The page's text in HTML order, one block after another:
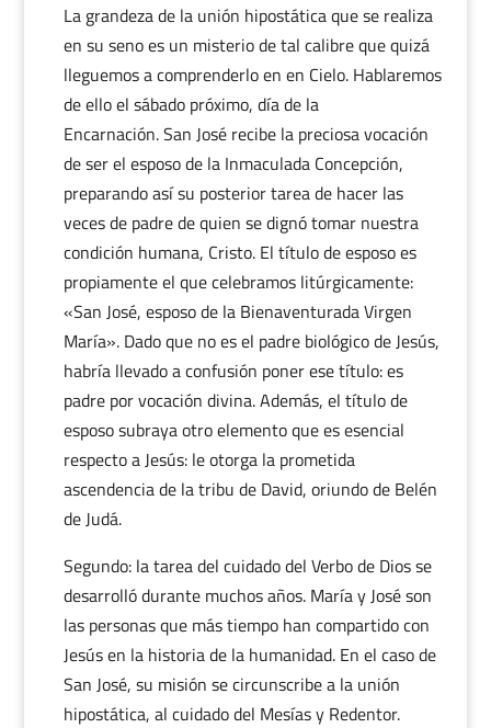
La grandeza de la unión hipostática que se realiza
en su seno es un misterio de tal calibre que quizá
lleguemos a comprenderlo en en Cielo. Hablaremos
de ello el sábado próximo, día de la
Encarnación. San José recibe la preciosa vocación
de ser el esposo de la Inmaculada Concepción,
preparando así su posterior tarea de hacer las
veces de padre de quien se dignó tomar nuestra
condición humana, Cristo. El título de esposo es
propiamente el que celebramos litúrgicamente:
«San José, esposo de la Bienaventurada Virgen
María». Dado que no es el padre biológico de Jesús,
habría llevado a confusión poner ese título: es
padre por vocación divina. Además, el título de
esposo subraya otro elemento que es esencial
respecto a Jesús: le otorga la prometida
ascendencia de la tribu de David, oriundo de Belén
de Judá.
Segundo: la tarea del cuidado del Verbo de Dios se
desarrolló durante muchos años. María y José son
las personas que más tiempo han compartido con
Jesús en la historia de la humanidad. En el caso de
San José, su misión se circunscribe a la unión
hipostática, al cuidado del Mesías y Redentor.